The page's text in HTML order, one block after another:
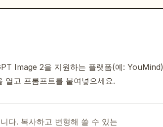
Image 2을 지원하는 플랫폼(예: YouMind)
열고 프롬프트를 붙여넣으세요.
다. 복사하고 변형해 쓸 수 있는